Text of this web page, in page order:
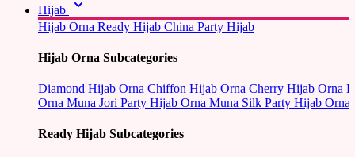
Hijab
Hijab Orna Ready Hijab China Party Hijab
Hijab Orna Subcategories
Diamond Hijab Orna Chiffon Hijab Orna Cherry Hijab Orna
Orna Muna Jori Party Hijab Orna Muna Silk Party Hijab Orna
Ready Hijab Subcategories